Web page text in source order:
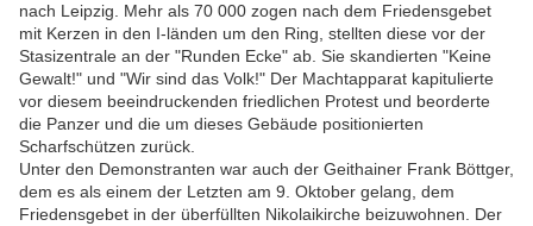
nach Leipzig. Mehr als 70 000 zogen nach dem Friedensgebet
mit Kerzen in den I-länden um den Ring, stellten diese vor der
Stasizentrale an der "Runden Ecke" ab. Sie skandierten "Keine
Gewalt!" und "Wir sind das Volk!" Der Machtapparat kapitulierte
vor diesem beeindruckenden friedlichen Protest und beorderte
die Panzer und die um dieses Gebäude positionierten
Scharfschützen zurück.
Unter den Demonstranten war auch der Geithainer Frank Böttger,
dem es als einem der Letzten am 9. Oktober gelang, dem
Friedensgebet in der überfüllten Nikolaikirche beizuwohnen. Der